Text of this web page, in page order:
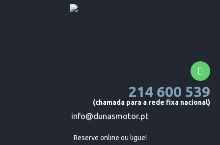
214 600 539
(chamada para a rede fixa nacional)
info@dunasmotor.pt
Reserve online ou ligue!